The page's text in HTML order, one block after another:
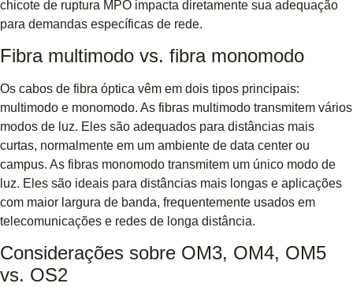
chicote de ruptura MPO impacta diretamente sua adequação
para demandas específicas de rede.
Fibra multimodo vs. fibra monomodo
Os cabos de fibra óptica vêm em dois tipos principais:
multimodo e monomodo. As fibras multimodo transmitem vários
modos de luz. Eles são adequados para distâncias mais
curtas, normalmente em um ambiente de data center ou
campus. As fibras monomodo transmitem um único modo de
luz. Eles são ideais para distâncias mais longas e aplicações
com maior largura de banda, frequentemente usados ​​em
telecomunicações e redes de longa distância.
Considerações sobre OM3, OM4, OM5
vs. OS2